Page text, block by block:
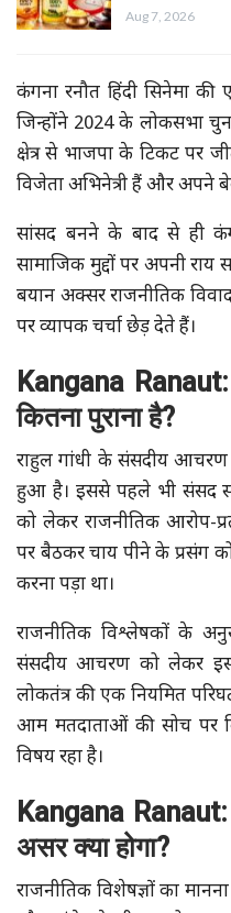
Aug 7, 2026
कंगना रनौत हिंदी सिनेमा की
जिन्होंने 2024 के लोकसभा
क्षेत्र से भाजपा के टिकट पर
विजेता अभिनेत्री हैं और अपने
सांसद बनने के बाद से ही
सामाजिक मुद्दों पर अपनी
बयान अक्सर राजनीतिक
पर व्यापक चर्चा छेड़ देते हैं।
Kangana
कितना पुराना है?
राहुल गांधी के संसदीय आचरण
हुआ है। इससे पहले भी संसद
को लेकर राजनीतिक आरोप-
पर बैठकर चाय पीने के प्रसंग
करना पड़ा था।
राजनीतिक विश्लेषकों के
संसदीय आचरण को लेकर इस
लोकतंत्र की एक नियमित
आम मतदाताओं की सोच पर
विषय रहा है।
Kangana
असर क्या होगा?
राजनीतिक विशेषज्ञों का